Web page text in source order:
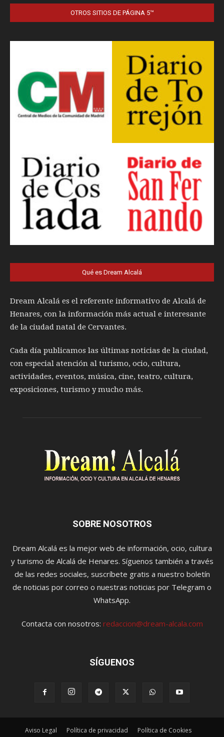
OTROS SITIOS DE PÁGINA 5™
Qué es Dream Alcalá
Dream Alcalá es el referente informativo de Alcalá de
Henares, con la información más actual e interesante
de la ciudad natal de Cervantes.
Cada día publicamos las últimas noticias de la ciudad,
con especial atención al turismo, ocio, cultura,
actividades, eventos, música, cine, teatro, cultura,
exposiciones, turismo y mucho más.
SOBRE NOSOTROS
Dream Alcalá es la mejor web de información, ocio, cultura
y turismo de Alcalá de Henares. Síguenos también a través
de las redes sociales, suscríbete gratis a nuestro boletín
de noticias por correo o nuestras noticias por Telegram o
WhatsApp.
Contacta con nosotros: redaccion@dream-alcala.com
SÍGUENOS
Aviso Legal Política de privacidad Política de Cookies